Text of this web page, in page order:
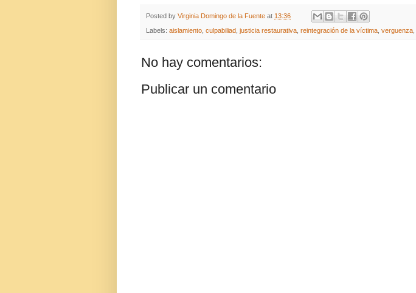
Posted by Virginia Domingo de la Fuente at 13:36
Labels: aislamiento, culpabiliad, justicia restaurativa, reintegración de la víctima, verguenza,
No hay comentarios:
Publicar un comentario